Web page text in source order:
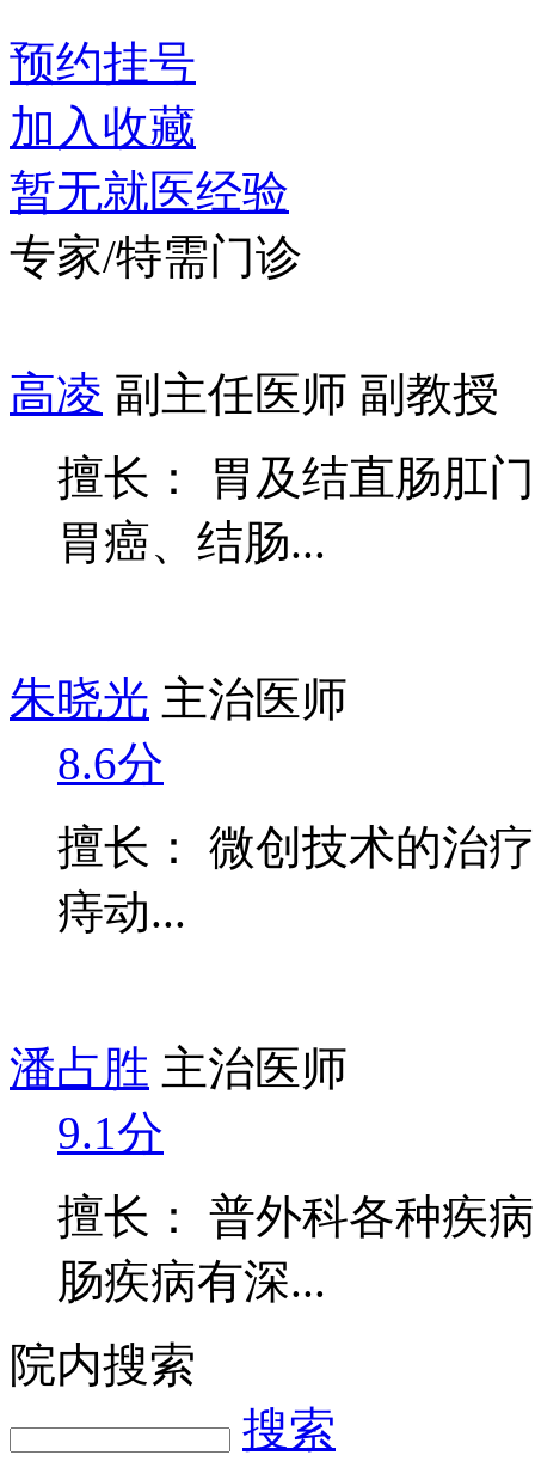
预约挂号
加入收藏
暂无就医经验
专家/特需门诊
高凌 副主任医师 副教授
擅长： 胃及结直肠肛
胃癌、结肠...
朱晓光 主治医师
8.6分
擅长： 微创技术的治
痔动...
潘占胜 主治医师
9.1分
擅长： 普外科各种疾
肠疾病有深...
院内搜索
搜索